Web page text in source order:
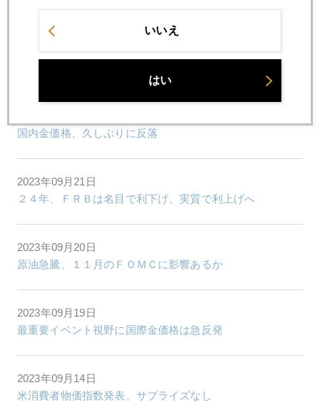
2023年09月25日
国内金価格、久しぶりに反落
2023年09月21日
２４年、ＦＲＢは名目で利下げ、実質で利上げへ
2023年09月20日
原油急騰、１１月のＦＯＭＣに影響あるか
2023年09月19日
最重要イベント視野に国際金価格は急反発
2023年09月14日
米消費者物価指数発表、サプライズなし
いいえ
はい